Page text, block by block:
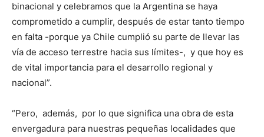
binacional y celebramos que la Argentina se haya
comprometido a cumplir, después de estar tanto tiempo
en falta -porque ya Chile cumplió su parte de llevar las
vía de acceso terrestre hacia sus límites-, y que hoy es
de vital importancia para el desarrollo regional y
nacional”.
“Pero, además, por lo que significa una obra de esta
envergadura para nuestras pequeñas localidades que